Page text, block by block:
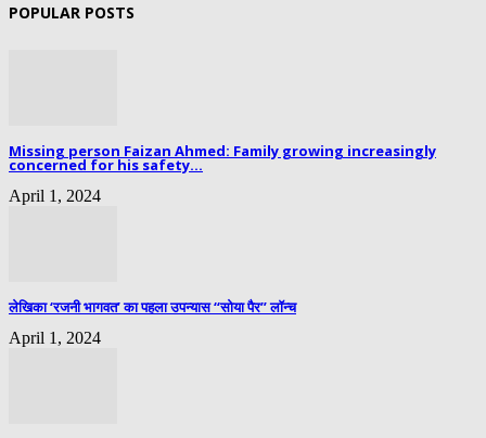
POPULAR POSTS
Missing person Faizan Ahmed: Family growing increasingly
concerned for his safety...
April 1, 2024
लेखिका ‘रजनी भागवत’ का पहला उपन्यास “सोया पैर” लॉन्च
April 1, 2024